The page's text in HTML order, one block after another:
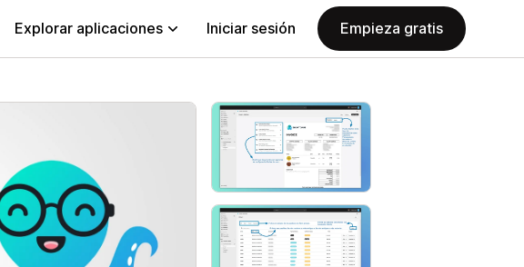
Explorar aplicaciones Iniciar sesión Empieza gratis